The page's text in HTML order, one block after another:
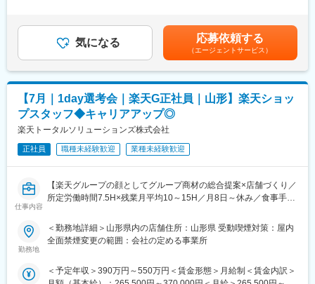
・新規契約・機種変更の受付および提案
・料金プラン、楽天ポイント活用、楽天カード、各種サービスの
案内
・スマホの初期設定・データ移行サポート
・問い合わせ対応
◇店舗運営
・店舗での電話応対
・在庫管理、売り場づくり、POP作成
・KPI管理・数値振り返り
・キャンペーン企画など、集客に向けた取り組み
スタッフ（R CREW）から店長を経てRSV（スーパーバイザー）
へステップアップが可能です。RSV経験後はマネジメントや本部
入社後1年で店長昇格を目指していただきます。
重視し相談しやすい環境◎
・未経験の方も歓迎！充実した研修制度あり
【選考会の概要】
・形式： Web開催（事前に企業セミナー動画をご視聴いただきま
す）
・内容： 面接（25分×2回 現場面接/HR面接）
7/2（木）17:00～20:30
7/5（日）11:00～14:30
7/14（火）17:00～20:30
7/16（木）17:00～20:30
7/21（火）17:00～20:30
7/23（木）17:00～20:30
※ご応募時、参加可能日時をお知らせください。
ます。月給(月額)は固定手当を含めた表記です。
気になる 応募依頼する
（エージェントサービス）
【7月｜1day選考会｜楽天G正社員｜山形】楽天ショッ
プスタッフ◆キャリアアップ◎
楽天トータルソリューションズ株式会社
正社員 職種未経験歓迎 業種未経験歓迎
仕事内容
【楽天グループの顔としてグループ商材の総合提案×店舗づくり／
所定労働時間7.5H×残業月平均10～15H／月8日～休み／食事手当
楽天モバイルショップに来店されるお客様へ、スマートフォン・
料金プラン・楽天カード・楽天市場・楽天ポイントなど、楽天経
活をより豊かにするトータルサポートを行うポジションです。
勤務地
＜勤務地詳細＞山形県内の店舗住所：山形県 受動喫煙対策：屋内
全面禁煙変更の範囲：会社の定める事業所
＜予定年収＞390万円～550万円＜賃金形態＞月給制＜賃金内訳＞